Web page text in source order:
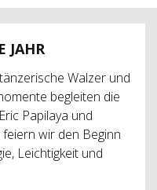
JAHR
Walzer und
begleiten die
Papilaya und
wir den Beginn
Leichtigkeit und